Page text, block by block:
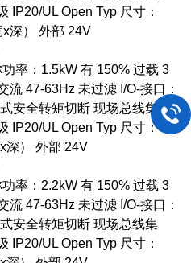
IP20/UL Open Typ 尺寸：
深） 外部 24V
：1.5kW 有 150% 过载 3
流 47-63Hz 未过滤 I/O-接口：
安全转矩切断 现场总线集
IP20/UL Open Typ 尺寸：
深） 外部 24V
：2.2kW 有 150% 过载 3
流 47-63Hz 未过滤 I/O-接口：
安全转矩切断 现场总线集
IP20/UL Open Typ 尺寸：